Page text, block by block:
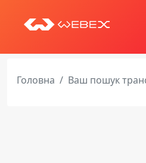
Головна Ваш пошук